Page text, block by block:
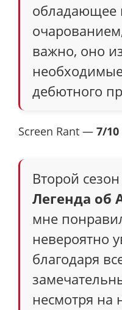
обладающее
важно, оно
дебютного
Screen Rant — 7/10
Второй сезон
Легенда об
мне
невероятно
благодаря
несмотря на